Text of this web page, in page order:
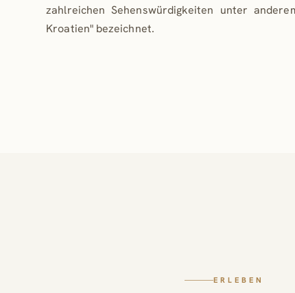
Durch eine touristische Vermietung kann eine
zahlreichen Sehenswürdigkeiten unter
Kroatien" bezeichnet.
ERLEBEN